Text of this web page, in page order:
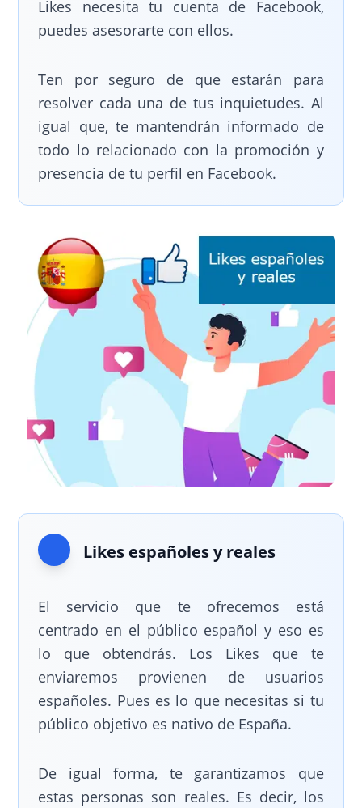
Likes necesita tu cuenta de Facebook,
puedes asesorarte con ellos.
Ten por seguro de que estarán para
resolver cada una de tus inquietudes. Al
igual que, te mantendrán informado de
todo lo relacionado con la promoción y
presencia de tu perfil en Facebook.
Likes españoles y reales
El servicio que te ofrecemos está
centrado en el público español y eso es
lo que obtendrás. Los Likes que te
enviaremos provienen de usuarios
españoles. Pues es lo que necesitas si tu
público objetivo es nativo de España.
De igual forma, te garantizamos que
estas personas son reales. Es decir, los